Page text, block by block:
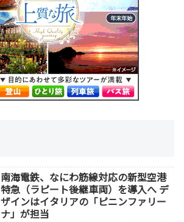
南海電鉄、なにわ筋線対応の新型空港
特急（ラピート後継車両）を導入へ デ
ザインはイタリアの「ピニンファリー
ナ」が担当